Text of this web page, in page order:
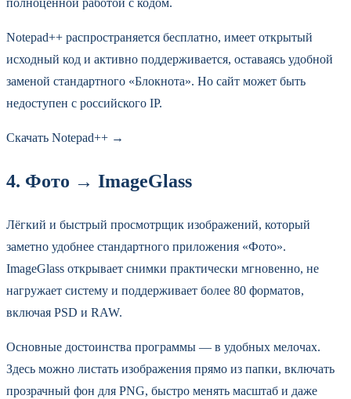
полноценной работой с кодом.
Notepad++ распространяется бесплатно, имеет открытый
исходный код и активно поддерживается, оставаясь удобной
заменой стандартного «Блокнота». Но сайт может быть
недоступен с российского IP.
Скачать Notepad++ →
4. Фото → ImageGlass
Лёгкий и быстрый просмотрщик изображений, который
заметно удобнее стандартного приложения «Фото».
ImageGlass открывает снимки практически мгновенно, не
нагружает систему и поддерживает более 80 форматов,
включая PSD и RAW.
Основные достоинства программы — в удобных мелочах.
Здесь можно листать изображения прямо из папки, включать
прозрачный фон для PNG, быстро менять масштаб и даже